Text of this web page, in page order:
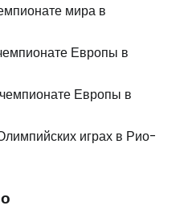
мира в
Европы в
Европы в
играх в Рио-